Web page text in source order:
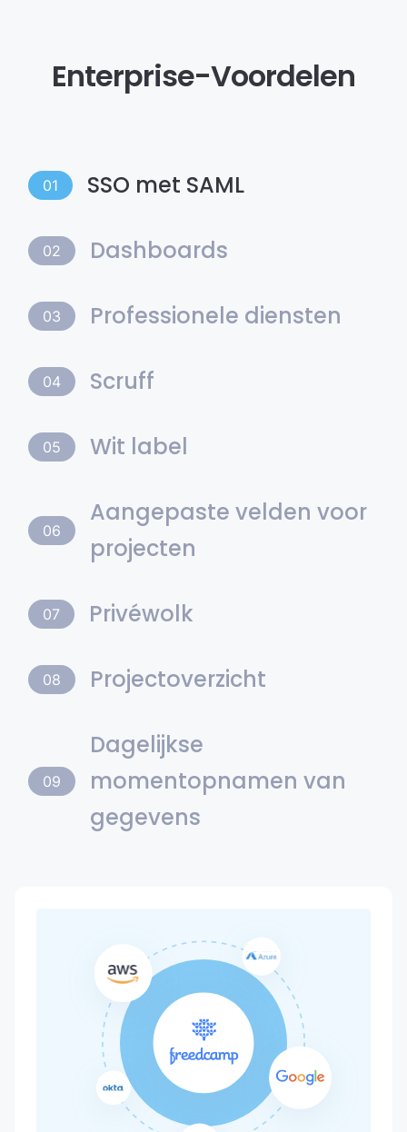
Enterprise-Voordelen
01 SSO met SAML
02 Dashboards
03 Professionele diensten
04 Scruff
05 Wit label
06
Aangepaste velden voor
projecten
07 Privéwolk
08 Projectoverzicht
09
Dagelijkse
momentopnamen van
gegevens